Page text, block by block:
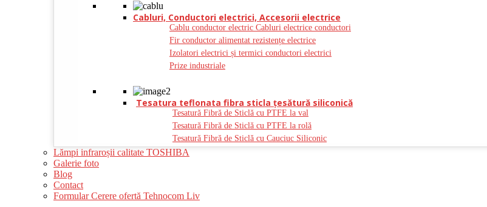
Cabluri, Conductori electrici, Accesorii electrice
Cablu conductor electric Cabluri electrice conductori
Fir conductor alimentat rezistențe electrice
Izolatori electrici și termici conductori electrici
Prize industriale
Tesatura teflonata fibra sticla ţesătură siliconică
Tesatură Fibră de Sticlă cu PTFE la val
Tesatură Fibră de Sticlă cu PTFE la rolă
Tesatură Fibră de Sticlă cu Cauciuc Siliconic
Lămpi infraroșii calitate TOSHIBA
Galerie foto
Blog
Contact
Formular Cerere ofertă Tehnocom Liv